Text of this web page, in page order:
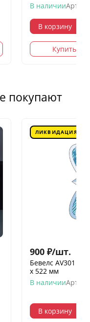
В наличии
В корзину
Купить в
покупают
ЛИКВИДАЦИЯ
900 ₽/шт.
Бевелс AV301 (7
х 522 мм
В наличии
В корзину